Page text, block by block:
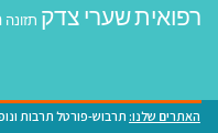
רפואיתשערי צדק תזונה
האתרים שלנו: תרבוש-פורטל תרבות